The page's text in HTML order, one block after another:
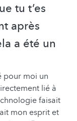
tu t’es
après
a été un
pour moi un
lié à
faisait
mon esprit et